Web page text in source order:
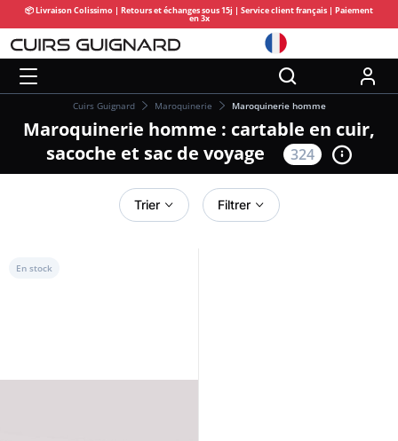
📦 Livraison Colissimo | Retours et échanges sous 15j | Service client français | Paiement
en 3x
Cuirs Guignard Maroquinerie Maroquinerie homme
Maroquinerie homme : cartable en cuir,
sacoche et sac de voyage
324
Trier Filtrer
En stock